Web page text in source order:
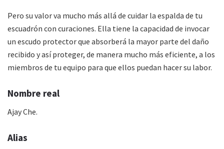
Pero su valor va mucho más allá de cuidar la espalda de tu
escuadrón con curaciones. Ella tiene la capacidad de invocar
un escudo protector que absorberá la mayor parte del daño
recibido y así proteger, de manera mucho más eficiente, a los
miembros de tu equipo para que ellos puedan hacer su labor.
Nombre real
Ajay Che.
Alias